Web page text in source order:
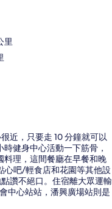
里
近，只要走 10 分鐘就可以
健身中心活動一下筋骨，
料理，這間餐廳在早餐和晚
心吧/輕食店和花園等其他設
讚不絕口。住宿離大眾運輸
中心站站，潘興廣場站則是